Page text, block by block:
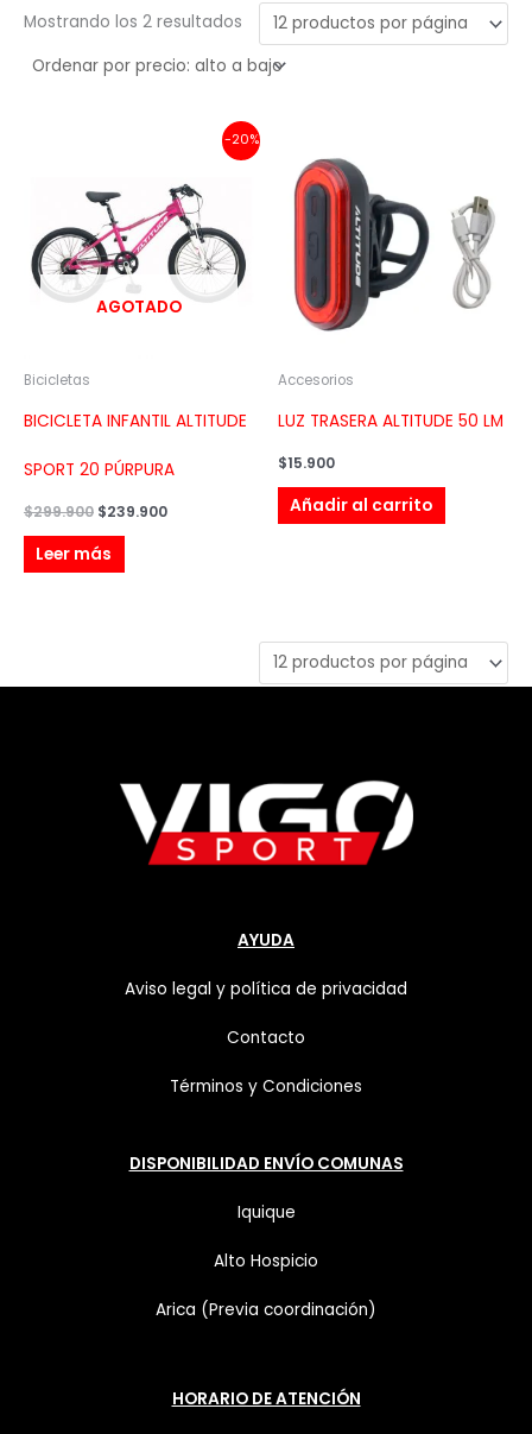
Mostrando los 2 resultados
-20%
AGOTADO
Bicicletas
BICICLETA INFANTIL ALTITUDE
SPORT 20 PÚRPURA
$299.900
era:
$299.900.
$239.900
es:
$239.900.
Leer más
Accesorios
LUZ TRASERA ALTITUDE 50 LM
$15.900
Añadir al carrito
AYUDA
Aviso legal y política de privacidad
Contacto
Términos y Condiciones
DISPONIBILIDAD ENVÍO COMUNAS
Iquique
Alto Hospicio
Arica (Previa coordinación)
HORARIO DE ATENCIÓN